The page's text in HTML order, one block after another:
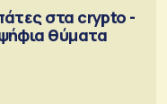
στα crypto -
θύματα